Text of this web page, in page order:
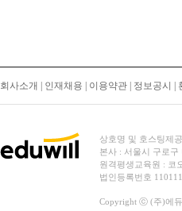
회사소개 인재채용 이용약관 정보공시
상호명 및 호스팅제
본사 : 서울시 구로
원격평생교육원 : 코
법인등록번호
Copyright ⓒ (주)에듀